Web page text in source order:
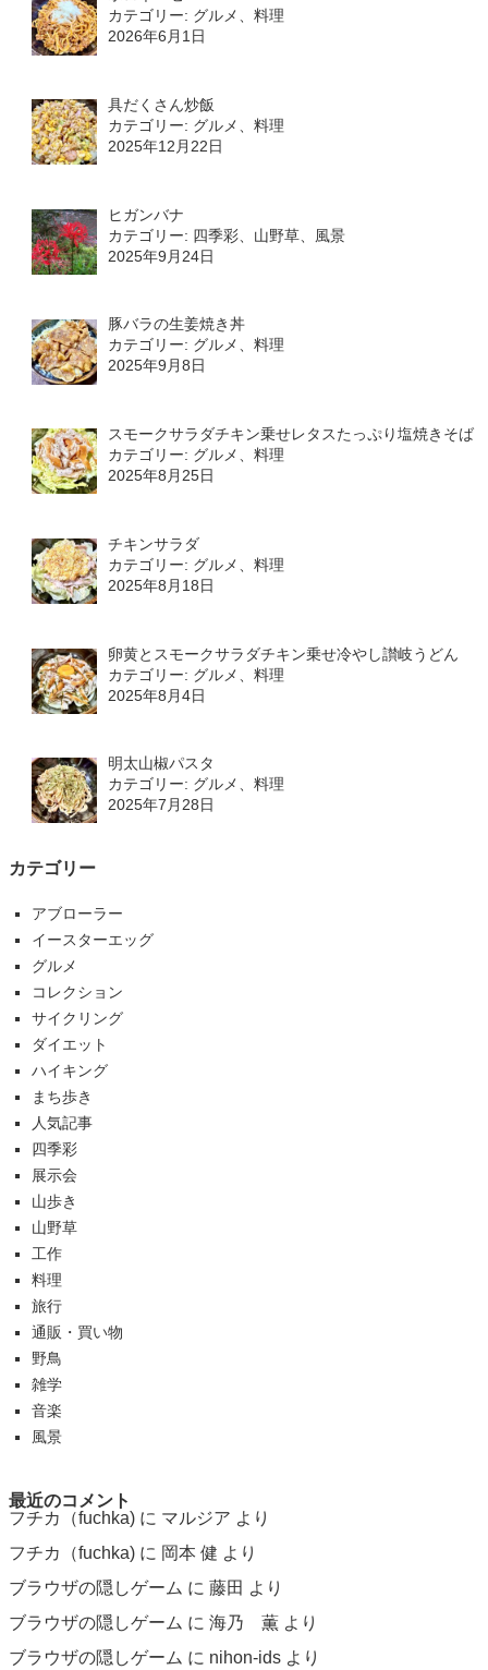
カテゴリー: グルメ、料理
2026年6月1日
具だくさん炒飯
カテゴリー: グルメ、料理
2025年12月22日
ヒガンバナ
カテゴリー: 四季彩、山野草、風景
2025年9月24日
豚バラの生姜焼き丼
カテゴリー: グルメ、料理
2025年9月8日
スモークサラダチキン乗せレタスたっぷり塩焼きそば
カテゴリー: グルメ、料理
2025年8月25日
チキンサラダ
カテゴリー: グルメ、料理
2025年8月18日
卵黄とスモークサラダチキン乗せ冷やし讃岐うどん
カテゴリー: グルメ、料理
2025年8月4日
明太山椒パスタ
カテゴリー: グルメ、料理
2025年7月28日
カテゴリー
アブローラー
イースターエッグ
グルメ
コレクション
サイクリング
ダイエット
ハイキング
まち歩き
人気記事
四季彩
展示会
山歩き
山野草
工作
料理
旅行
通販・買い物
野鳥
雑学
音楽
風景
最近のコメント
フチカ（fuchka) に マルジア より
フチカ（fuchka) に 岡本 健 より
ブラウザの隠しゲーム に 藤田 より
ブラウザの隠しゲーム に 海乃 薫 より
ブラウザの隠しゲーム に nihon-ids より